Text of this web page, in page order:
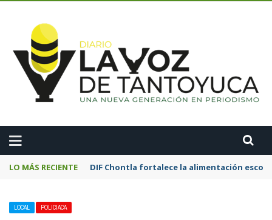
LO MÁS RECIENTE DIF Chontla fortalece la alimentación
LOCAL POLICIACA